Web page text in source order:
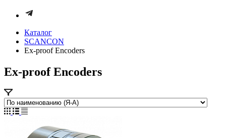
Каталог
SCANCON
Ex-proof Encoders
Ex-proof Encoders